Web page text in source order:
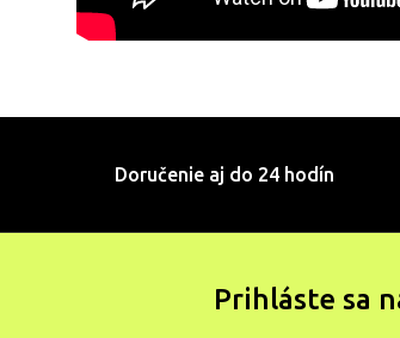
Doručenie aj do 24 hodín
Prihláste sa